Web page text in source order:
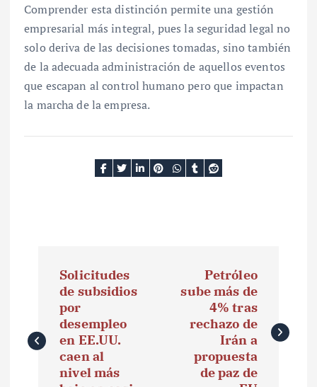
Comprender esta distinción permite una gestión
empresarial más integral, pues la seguridad legal no
solo deriva de las decisiones tomadas, sino también
de la adecuada administración de aquellos eventos
que escapan al control humano pero que impactan
la marcha de la empresa.
e
Solicitudes
de subsidios
por
desempleo
en EE.UU.
caen al
nivel más
Petróleo
sube más de
4% tras
rechazo de
Irán a
propuesta
de paz de